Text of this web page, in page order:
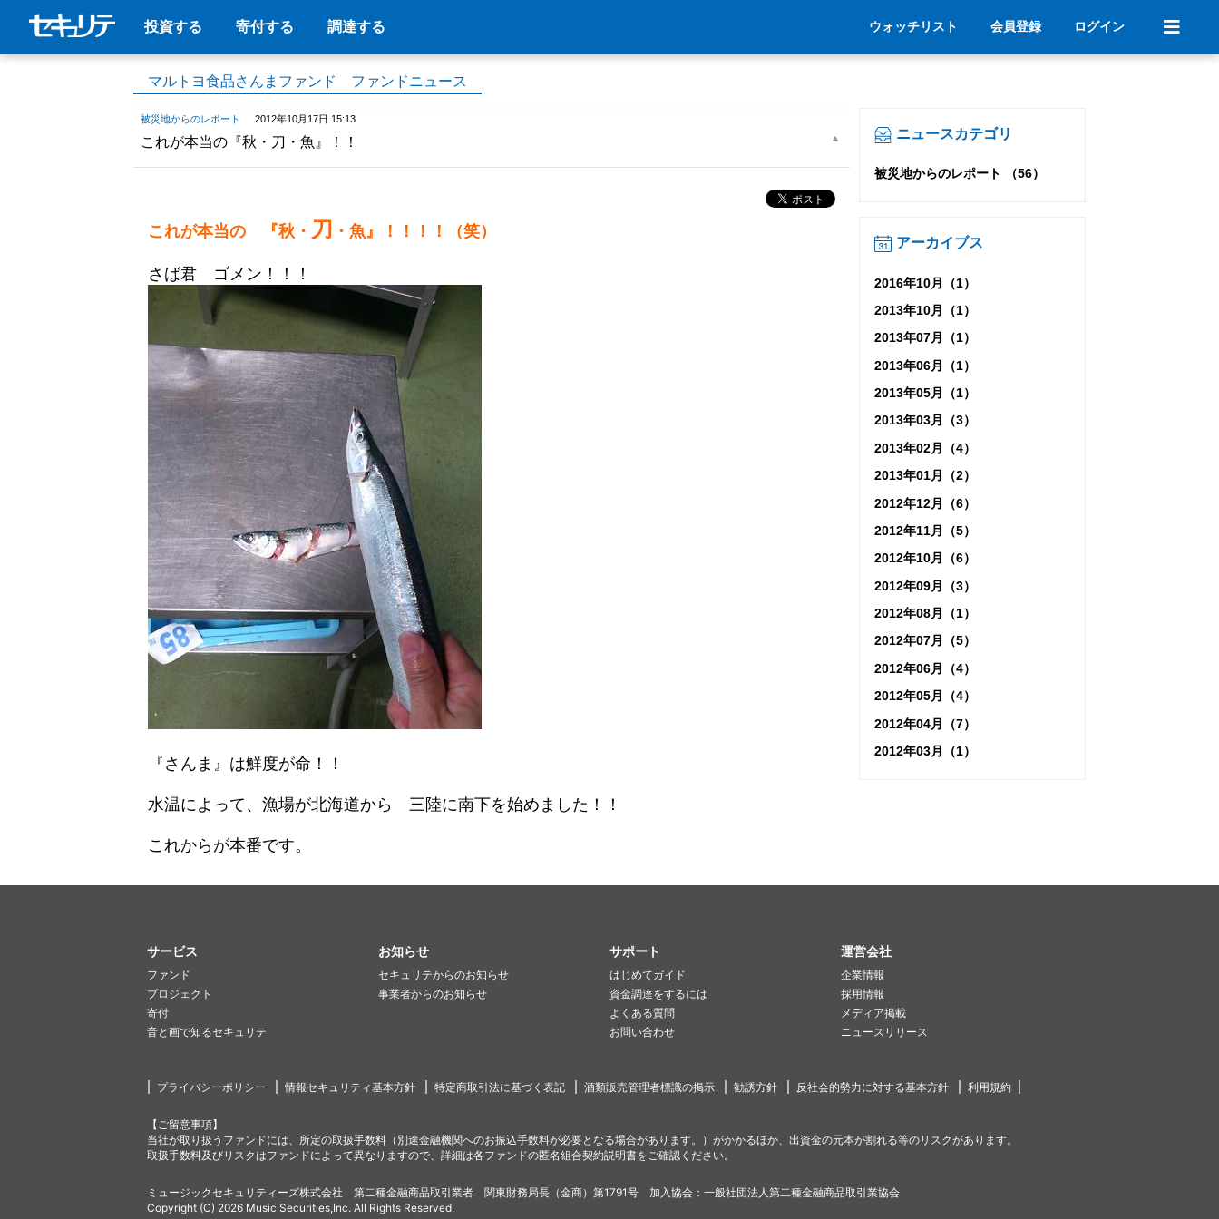
投資する 寄付する 調達する ウォッチリスト 会員登録 ログイン
マルトヨ食品さんまファンド ファンドニュース
被災地からのレポート 2012年10月17日 15:13
これが本当の『秋・刀・魚』！！
これが本当の 『秋・ 刀 ・魚』！！！！（笑）
さば君 ゴメン！！！
『さんま』は鮮度が命！！
水温によって、漁場が北海道から 三陸に南下を始めました！！
これからが本番です。
ニュースカテゴリ
被災地からのレポート （56）
アーカイブス
2016年10月（1）
2013年10月（1）
2013年07月（1）
2013年06月（1）
2013年05月（1）
2013年03月（3）
2013年02月（4）
2013年01月（2）
2012年12月（6）
2012年11月（5）
2012年10月（6）
2012年09月（3）
2012年08月（1）
2012年07月（5）
2012年06月（4）
2012年05月（4）
2012年04月（7）
2012年03月（1）
サービス
ファンド
プロジェクト
寄付
音と画で知るセキュリテ
お知らせ
セキュリテからのお知らせ
事業者からのお知らせ
サポート
はじめてガイド
資金調達をするには
よくある質問
お問い合わせ
運営会社
企業情報
採用情報
メディア掲載
ニュースリリース
プライバシーポリシー 情報セキュリティ基本方針 特定商取引法に基づく表記 酒類販売管理者標識の掲示 勧誘方針 反社会的勢力に対する基本方針 利用規約
【ご留意事項】
当社が取り扱うファンドには、所定の取扱手数料（別途金融機関へのお振込手数料が必要となる場合があります。）がかかるほか、出資金の元本が割れる等のリスクがあります。
取扱手数料及びリスクはファンドによって異なりますので、詳細は各ファンドの匿名組合契約説明書をご確認ください。
ミュージックセキュリティーズ株式会社 第二種金融商品取引業者 関東財務局長（金商）第1791号 加入協会：一般社団法人第二種金融商品取引業協会
Copyright (C) 2026 Music Securities,Inc. All Rights Reserved.